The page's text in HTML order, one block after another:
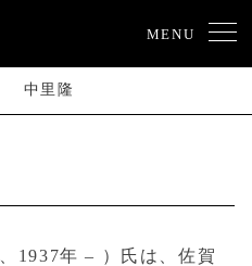
MENU
中里隆
1937年 – ）氏は、佐賀